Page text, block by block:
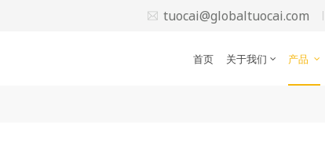
tuocai@globaltuocai.com
首页 关于我们 产品